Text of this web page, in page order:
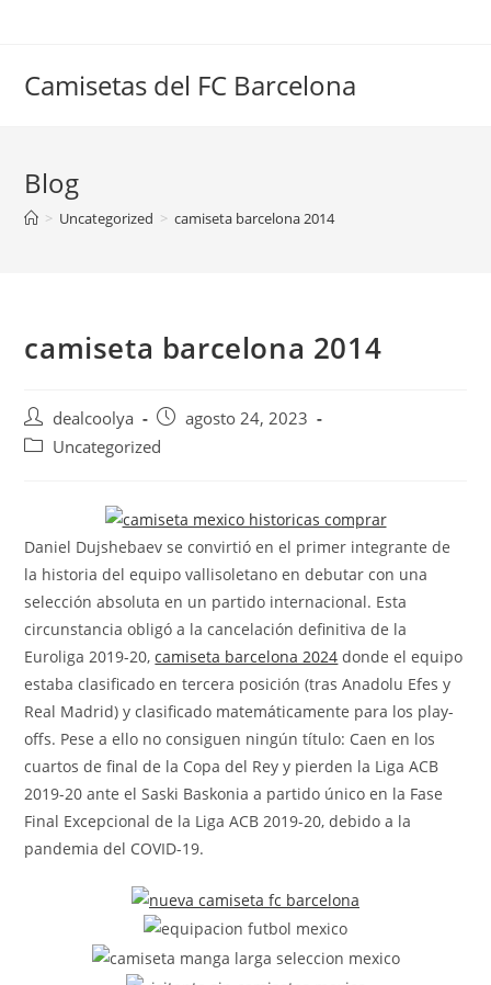
Camisetas del FC Barcelona
Blog
> Uncategorized > camiseta barcelona 2014
camiseta barcelona 2014
Autor
de
dealcoolya
Publicación
de
agosto 24, 2023
Categoría
Uncategorized
Daniel Dujshebaev se convirtió en el primer integrante de
la historia del equipo vallisoletano en debutar con una
selección absoluta en un partido internacional. Esta
circunstancia obligó a la cancelación definitiva de la
Euroliga 2019-20,camiseta barcelona 2024 donde el equipo
estaba clasificado en tercera posición (tras Anadolu Efes y
Real Madrid) y clasificado matemáticamente para los play-
offs. Pese a ello no consiguen ningún título: Caen en los
cuartos de final de la Copa del Rey y pierden la Liga ACB
2019-20 ante el Saski Baskonia a partido único en la Fase
Final Excepcional de la Liga ACB 2019-20, debido a la
pandemia del COVID-19.